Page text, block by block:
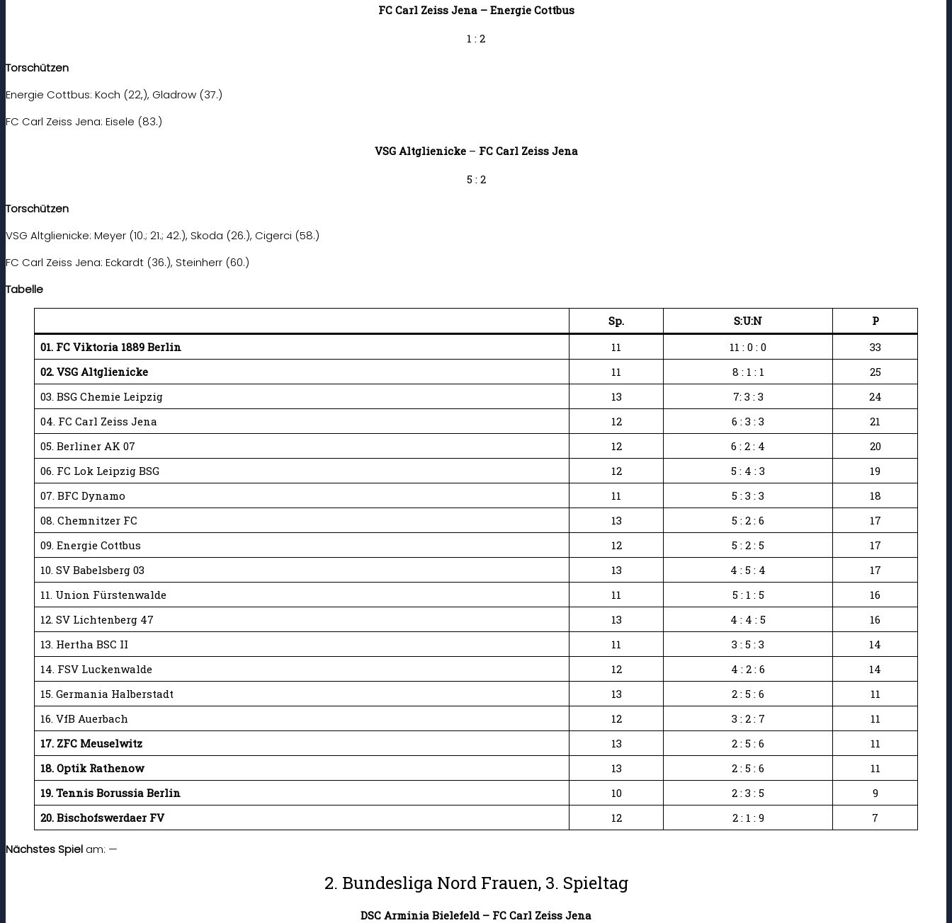
FC Carl Zeiss Jena – Energie Cottbus
1 : 2
Torschützen
Energie Cottbus: Koch (22,), Gladrow (37.)
FC Carl Zeiss Jena: Eisele (83.)
VSG Altglienicke– FC Carl Zeiss Jena
5 : 2
Torschützen
VSG Altglienicke: Meyer (10.; 21.; 42.), Skoda (26.), Cigerci (58.)
FC Carl Zeiss Jena: Eckardt (36.), Steinherr (60.)
Tabelle
Sp. S:U:N
P
01. FC Viktoria 1889 Berlin
11 11 : 0 : 0
33
02. VSG Altglienicke
11 8 : 1 : 1
25
03. BSG Chemie Leipzig
13 7: 3 : 3
24
04. FC Carl Zeiss Jena
12 6 : 3 : 3
21
05. Berliner AK 07
12 6 : 2 : 4
20
06. FC Lok Leipzig BSG
12 5 : 4 : 3
19
07. BFC Dynamo
11 5 : 3 : 3
18
08. Chemnitzer FC
13 5 : 2 : 6
17
09. Energie Cottbus
12 5 : 2 : 5
17
10. SV Babelsberg 03
13 4 : 5 : 4
17
11. Union Fürstenwalde
11 5 : 1 : 5
16
12. SV Lichtenberg 47
13 4 : 4 : 5
16
13. Hertha BSC II
11 3 : 5 : 3
14
14. FSV Luckenwalde
12 4 : 2 : 6
14
15. Germania Halberstadt
13 2 : 5 : 6
11
16. VfB Auerbach
12 3 : 2 : 7
11
17. ZFC Meuselwitz
13 2 : 5 : 6
11
18. Optik Rathenow
13 2 : 5 : 6
11
19. Tennis Borussia Berlin 10 2 : 3 : 5
9
20. Bischofswerdaer FV 12 2 : 1 : 9 7
Nächstes Spiel am: —
2. Bundesliga Nord Frauen, 3. Spieltag
DSC Arminia Bielefeld – FC Carl Zeiss Jena